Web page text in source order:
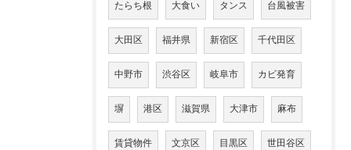
たらち根 大食い タンス 台風被害
大田区 福井県 新宿区 千代田区
中野市 渋谷区 岐阜市 カビ発育
塀 港区 滋賀県 大津市 麻布
賃貸物件 文京区 目黒区 世田谷区